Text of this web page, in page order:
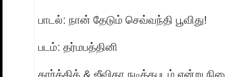
பாடல்: நான் தேடும் செவ்வந்தி பூவிது!
படம்: தர்மபத்தினி
கார்த்திக் & ஜீவிதா நடித்தபடம் என்று